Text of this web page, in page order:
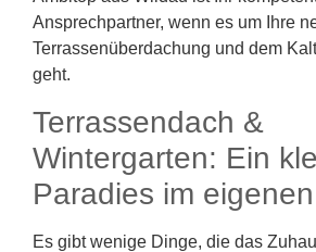
Ansprechpartner, wenn es um Ihre
Terrassenüberdachung und dem
geht.
Terrassendach &
Wintergarten: Ein
Paradies im
Es gibt wenige Dinge, die das